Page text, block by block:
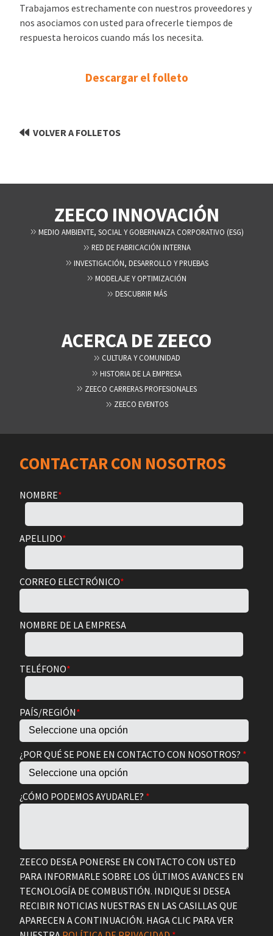
Trabajamos estrechamente con nuestros proveedores y
nos asociamos con usted para ofrecerle tiempos de
respuesta heroicos cuando más los necesita.
Descargar el folleto
VOLVER A FOLLETOS
ZEECO INNOVACIÓN
MEDIO AMBIENTE, SOCIAL Y GOBERNANZA CORPORATIVO (ESG)
RED DE FABRICACIÓN INTERNA
INVESTIGACIÓN, DESARROLLO Y PRUEBAS
MODELAJE Y OPTIMIZACIÓN
DESCUBRIR MÁS
ACERCA DE ZEECO
CULTURA Y COMUNIDAD
HISTORIA DE LA EMPRESA
ZEECO CARRERAS PROFESIONALES
ZEECO EVENTOS
CONTACTAR CON NOSOTROS
NOMBRE*
APELLIDO*
CORREO ELECTRÓNICO*
NOMBRE DE LA EMPRESA
TELÉFONO*
PAÍS/REGIÓN*
¿POR QUÉ SE PONE EN CONTACTO CON NOSOTROS? *
¿CÓMO PODEMOS AYUDARLE? *
ZEECO DESEA PONERSE EN CONTACTO CON USTED
PARA INFORMARLE SOBRE LOS ÚLTIMOS AVANCES EN
TECNOLOGÍA DE COMBUSTIÓN. INDIQUE SI DESEA
RECIBIR NOTICIAS NUESTRAS EN LAS CASILLAS QUE
APARECEN A CONTINUACIÓN. HAGA CLIC PARA VER